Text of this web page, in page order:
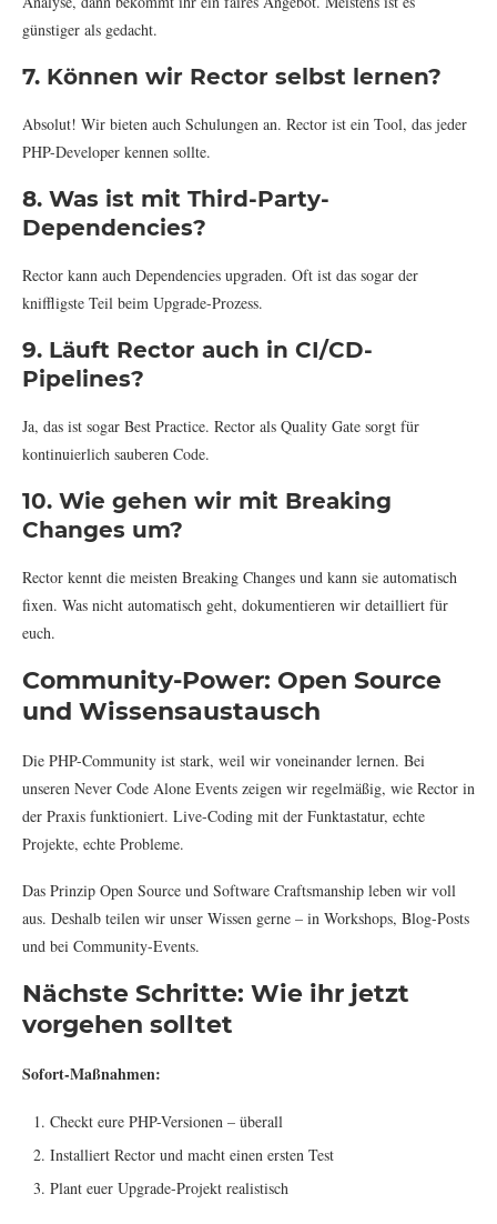
günstiger als gedacht.
7. Können wir Rector selbst lernen?
Absolut! Wir bieten auch Schulungen an. Rector ist ein Tool, das jeder
PHP-Developer kennen sollte.
8. Was ist mit Third-Party-
Dependencies?
Rector kann auch Dependencies upgraden. Oft ist das sogar der
kniffligste Teil beim Upgrade-Prozess.
9. Läuft Rector auch in CI/CD-
Pipelines?
Ja, das ist sogar Best Practice. Rector als Quality Gate sorgt für
kontinuierlich sauberen Code.
10. Wie gehen wir mit Breaking
Changes um?
Rector kennt die meisten Breaking Changes und kann sie automatisch
fixen. Was nicht automatisch geht, dokumentieren wir detailliert für
euch.
Community-Power: Open Source
und Wissensaustausch
Die PHP-Community ist stark, weil wir voneinander lernen. Bei
unseren Never Code Alone Events zeigen wir regelmäßig, wie Rector in
der Praxis funktioniert. Live-Coding mit der Funktastatur, echte
Projekte, echte Probleme.
Das Prinzip Open Source und Software Craftsmanship leben wir voll
aus. Deshalb teilen wir unser Wissen gerne – in Workshops, Blog-Posts
und bei Community-Events.
Nächste Schritte: Wie ihr jetzt
vorgehen solltet
Sofort-Maßnahmen:
Checkt eure PHP-Versionen – überall
Installiert Rector und macht einen ersten Test
Plant euer Upgrade-Projekt realistisch